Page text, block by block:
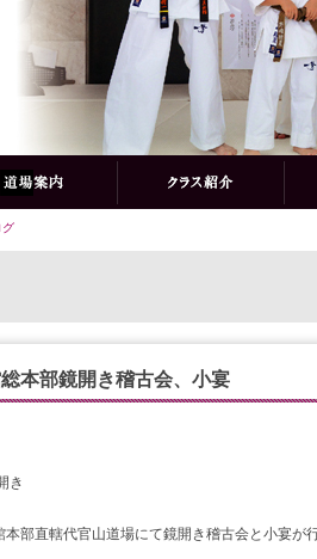
グ
本部鏡開き稽古会、小宴
き
部直轄代官山道場にて鏡開き稽古会と小宴が